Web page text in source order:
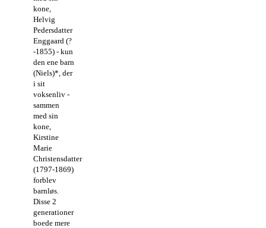
kone,
Helvig
Pedersdatter
Enggaard (?
-1855) - kun
den ene barn
(Niels)*, der
i sit
voksenliv -
sammen
med sin
kone,
Kirstine
Marie
Christensdatter
(1797-1869)
forblev
barnløs.
Disse 2
generationer
boede mere